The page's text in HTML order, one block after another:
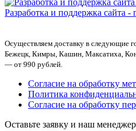
Разработка и поддержка сайта -
Осуществляем доставку в следующие
Бежецк, Кимры, Кашин, Максатиха,
— от 990 рублей.
Согласие на обработку
Политика
Согласие на обработку
Оставьте заявку и наш